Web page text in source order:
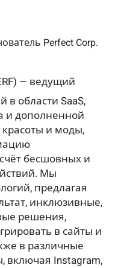
— ведущий
в области SaaS,
и дополненной
красоты и моды,
бесшовных и
Мы
предлагая
инклюзивные,
решения,
в сайты и
в различные
включая Instagram,
Perfect Corp.